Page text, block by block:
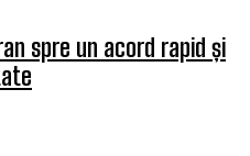
spre un acord rapid și